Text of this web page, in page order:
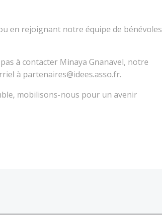
en rejoignant notre équipe de bénévoles
à contacter Minaya Gnanavel, notre
à partenaires@idees.asso.fr.
mobilisons-nous pour un avenir